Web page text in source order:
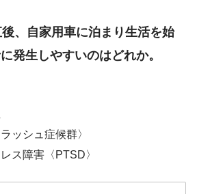
む長女夫婦と同居
るかしら
に変化
、自家用車に泊まり生活を始
発生しやすいのはどれか。
ッシュ症候群〉
ス障害〈PTSD〉